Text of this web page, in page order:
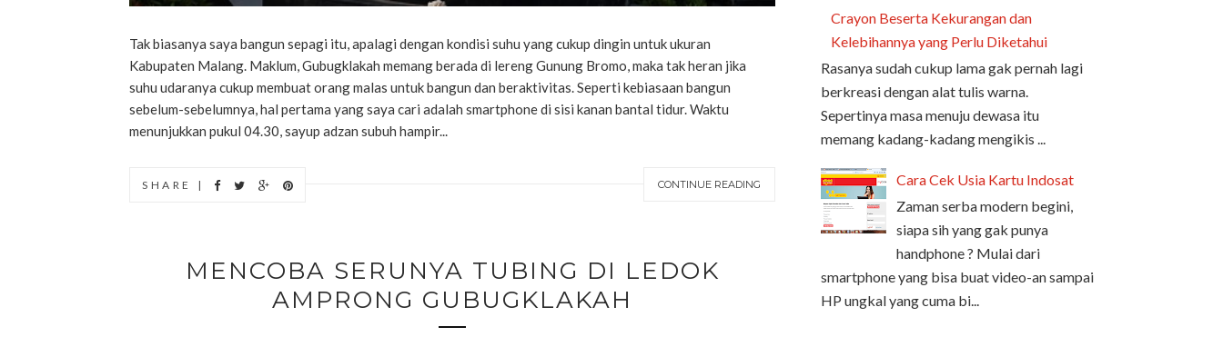
Tak biasanya saya bangun sepagi itu, apalagi dengan kondisi suhu yang cukup dingin untuk ukuran
Kabupaten Malang. Maklum, Gubugklakah memang berada di lereng Gunung Bromo, maka tak heran jika
suhu udaranya cukup membuat orang malas untuk bangun dan beraktivitas. Seperti kebiasaan bangun
sebelum-sebelumnya, hal pertama yang saya cari adalah smartphone di sisi kanan bantal tidur. Waktu
menunjukkan pukul 04.30, sayup adzan subuh hampir...
CONTINUE READING
SHARE |
MENCOBA SERUNYA TUBING DI LEDOK
AMPRONG GUBUGKLAKAH
Crayon Beserta Kekurangan dan
Kelebihannya yang Perlu Diketahui
Rasanya sudah cukup lama gak pernah lagi
berkreasi dengan alat tulis warna.
Sepertinya masa menuju dewasa itu
memang kadang-kadang mengikis ...
Cara Cek Usia Kartu Indosat
Zaman serba modern begini,
siapa sih yang gak punya
handphone ? Mulai dari
smartphone yang bisa buat video-an sampai
HP ungkal yang cuma bi...